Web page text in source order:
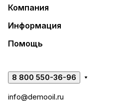
Компания
Информация
Помощь
8 800 550-36-96
info@demooil.ru